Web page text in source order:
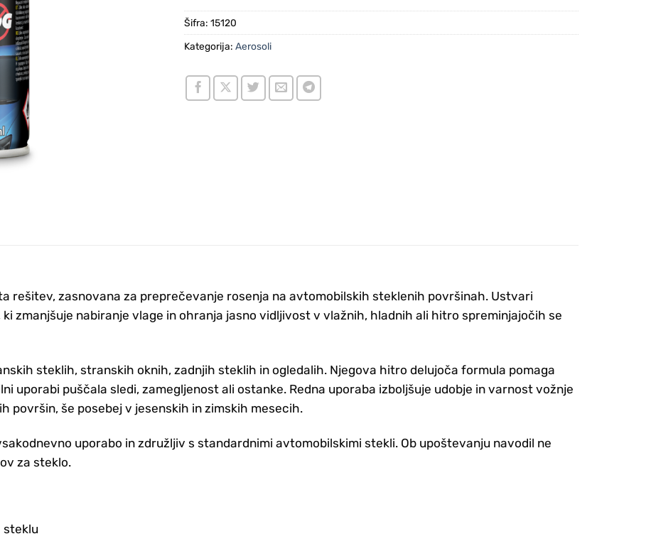
Šifra: 15120
Kategorija: Aerosoli
rešitev, zasnovana za preprečevanje rosenja na avtomobilskih steklenih površinah. Ustvari
zmanjšuje nabiranje vlage in ohranja jasno vidljivost v vlažnih, hladnih ali hitro spreminjajočih se
steklih, stranskih oknih, zadnjih steklih in ogledalih. Njegova hitro delujoča formula pomaga
uporabi puščala sledi, zamegljenost ali ostanke. Redna uporaba izboljšuje udobje in varnost vožnje
površin, še posebej v jesenskih in zimskih mesecih.
uporabo in združljiv s standardnimi avtomobilskimi stekli. Ob upoštevanju navodil ne
za steklo.
steklu